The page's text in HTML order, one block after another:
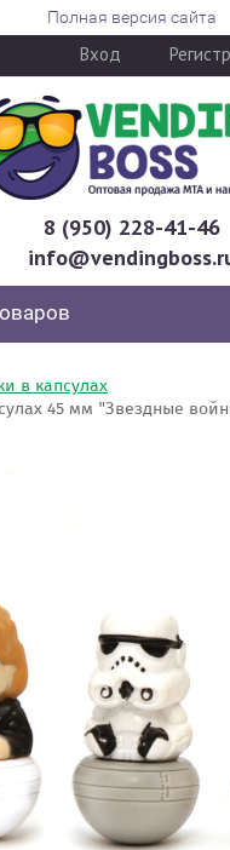
Полная версия сайта
Вход
8 (950) 228-41-46
в капсулах
45 мм "Звездные